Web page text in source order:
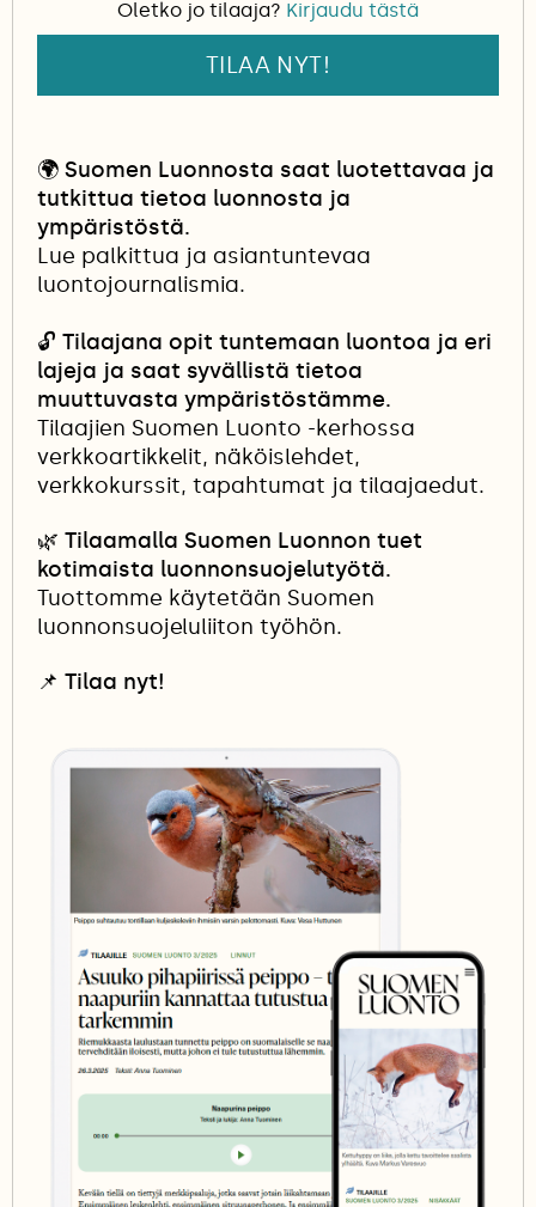
Oletko jo tilaaja? Kirjaudu tästä
TILAA NYT!
🌍 Suomen Luonnosta saat luotettavaa ja
tutkittua tietoa luonnosta ja
ympäristöstä.
Lue palkittua ja asiantuntevaa
luontojournalismia.
🔓 Tilaajana opit tuntemaan luontoa ja eri
lajeja ja saat syvällistä tietoa
muuttuvasta ympäristöstämme.
Tilaajien Suomen Luonto -kerhossa
verkkoartikkelit, näköislehdet,
verkkokurssit, tapahtumat ja tilaajaedut.
🌿 Tilaamalla Suomen Luonnon tuet
kotimaista luonnonsuojelutyötä.
Tuottomme käytetään Suomen
luonnonsuojeluliiton työhön.
📌 Tilaa nyt!